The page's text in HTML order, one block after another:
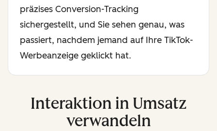
präzises Conversion-Tracking
sichergestellt, und Sie sehen genau, was
passiert, nachdem jemand auf Ihre TikTok-
Werbeanzeige geklickt hat.
Interaktion in Umsatz
verwandeln